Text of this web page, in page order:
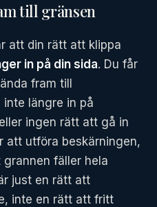
till gränsen
att din rätt att klippa
in på din sida. Du får
fram till
längre in på
ingen rätt att gå in
att utföra beskärningen,
fäller hela
just en rätt att
inte en rätt att fritt